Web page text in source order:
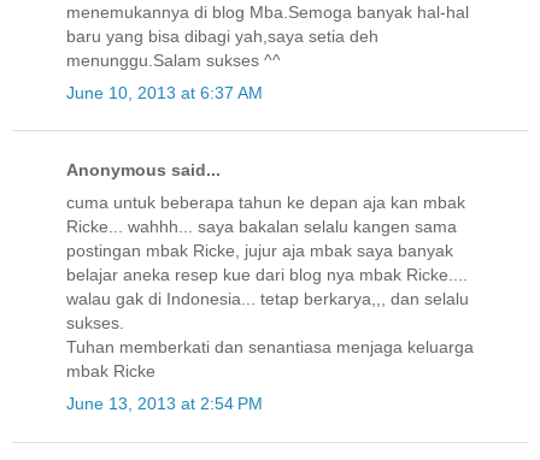
menemukannya di blog Mba.Semoga banyak hal-hal
baru yang bisa dibagi yah,saya setia deh
menunggu.Salam sukses ^^
June 10, 2013 at 6:37 AM
Anonymous said...
cuma untuk beberapa tahun ke depan aja kan mbak
Ricke... wahhh... saya bakalan selalu kangen sama
postingan mbak Ricke, jujur aja mbak saya banyak
belajar aneka resep kue dari blog nya mbak Ricke....
walau gak di Indonesia... tetap berkarya,,, dan selalu
sukses.
Tuhan memberkati dan senantiasa menjaga keluarga
mbak Ricke
June 13, 2013 at 2:54 PM